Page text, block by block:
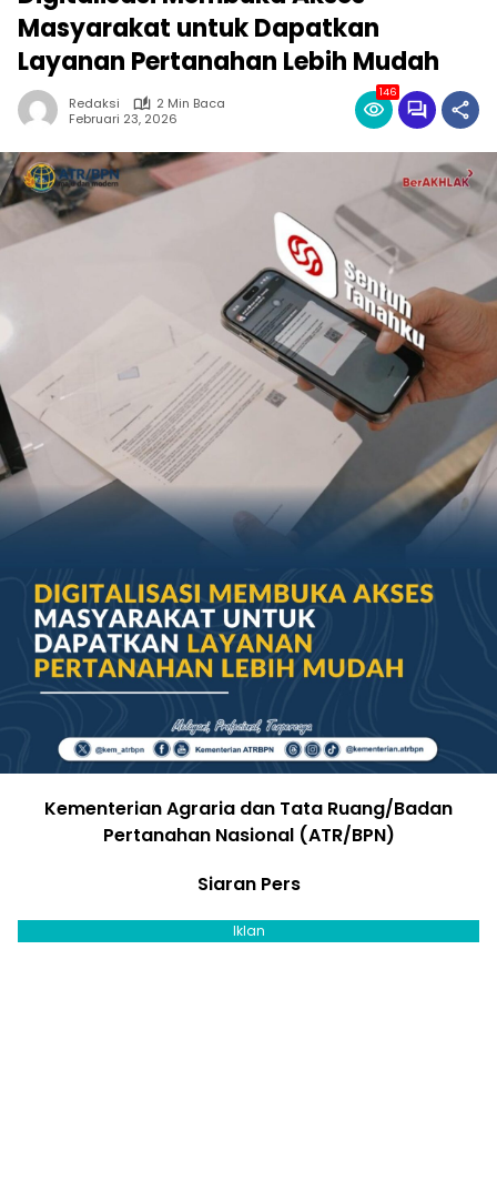
Masyarakat untuk Dapatkan
Layanan Pertanahan Lebih Mudah
Redaksi
2 Min Baca
Februari 23, 2026
146
Kementerian Agraria dan Tata Ruang/Badan
Pertanahan Nasional (ATR/BPN)
Siaran Pers
Iklan